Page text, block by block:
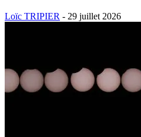
Loïc TRIPIER - 29 juillet 2026